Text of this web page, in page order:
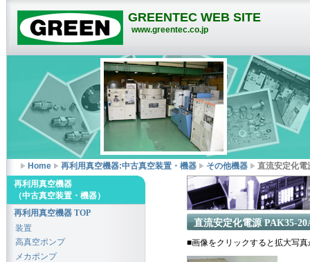
GREENTEC WEB SITE
www.greentec.co.jp
Home 再利用真空機器:中古真空装置・機器 その他機器 直流安定化
直流安定化電源 PAK35-
■画像をクリックすると拡大写
再利用真空機器
（中古真空装置・機器）
再利用真空機器 TOP
装置
高真空ポンプ
メカポンプ